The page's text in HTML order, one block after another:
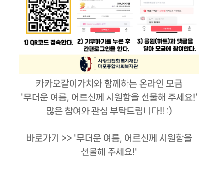
카카오같이가치와 함께하는 온라인 모금
'무더운 여름, 어르신께 시원함을 선물해 주세요!'
많은 참여와 관심 부탁드립니다!! :)
바로가기 >> '무더운 여름, 어르신께 시원함을
선물해 주세요!'